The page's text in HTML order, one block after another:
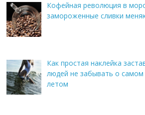
Кофейная революция в
замороженные сливки
Как простая наклейка
людей не забывать о
летом